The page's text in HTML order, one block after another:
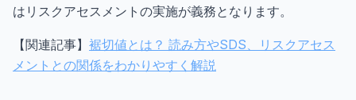
はリスクアセスメントの実施が義務となります。
【関連記事】 裾切値とは？ 読み方やSDS、リスクアセス
メントとの関係をわかりやすく解説